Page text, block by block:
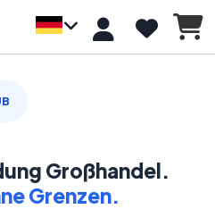
Großhandel.
Grenzen.